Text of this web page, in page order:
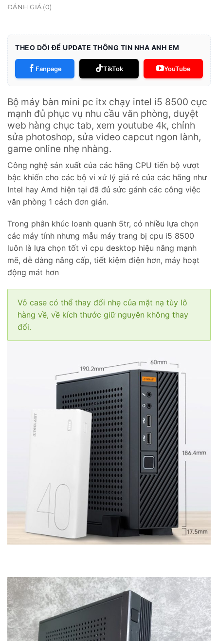
ĐÁNH GIÁ (0)
THEO DÕI ĐỂ UPDATE THÔNG TIN NHA ANH EM
Fanpage TikTok YouTube
Bộ máy bàn mini pc itx chạy intel i5 8500 cực
mạnh đủ phục vụ nhu cầu văn phòng, duyệt
web hàng chục tab, xem youtube 4k, chỉnh
sửa photoshop, sửa video capcut ngon lành,
game online nhẹ nhàng.
Công nghệ sản xuất của các hãng CPU tiến bộ vượt
bậc khiến cho các bộ vi xử lý giá rẻ của các hãng như
Intel hay Amd hiện tại đã đủ sức gánh các công việc
văn phòng 1 cách đơn giản.
Trong phân khúc loanh quanh 5tr, có nhiều lựa chọn
các máy tính nhưng mẫu máy trang bị cpu i5 8500
luôn là lựa chọn tốt vì cpu desktop hiệu năng mạnh
mẽ, dễ dàng nâng cấp, tiết kiệm điện hơn, máy hoạt
động mát hơn
Vỏ case có thể thay đổi nhẹ của mặt nạ tùy lô
hàng về, về kích thước giữ nguyên không thay
đổi.